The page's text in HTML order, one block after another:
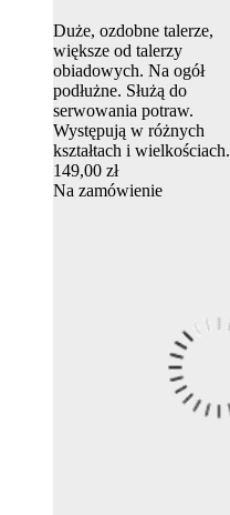
Duże, ozdobne talerze,
większe od talerzy
obiadowych. Na ogół
podłużne. Służą do
serwowania potraw.
Występują w różnych
kształtach i wielkościach.
149,00 zł
Na zamówienie